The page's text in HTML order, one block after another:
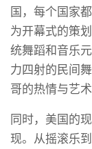
国，每个国家
为开幕式的策
统舞蹈和音乐
力四射的民间
哥的热情与艺术
同时，美国的
现。从摇滚乐